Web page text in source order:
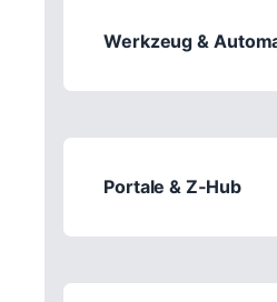
Werkzeug &
Portale & Z‑Hub